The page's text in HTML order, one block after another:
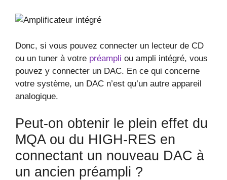
Donc, si vous pouvez connecter un lecteur de CD
ou un tuner à votre préampli ou ampli intégré, vous
pouvez y connecter un DAC. En ce qui concerne
votre système, un DAC n’est qu’un autre appareil
analogique.
Peut-on obtenir le plein effet du
MQA ou du HIGH-RES en
connectant un nouveau DAC à
un ancien préampli ?